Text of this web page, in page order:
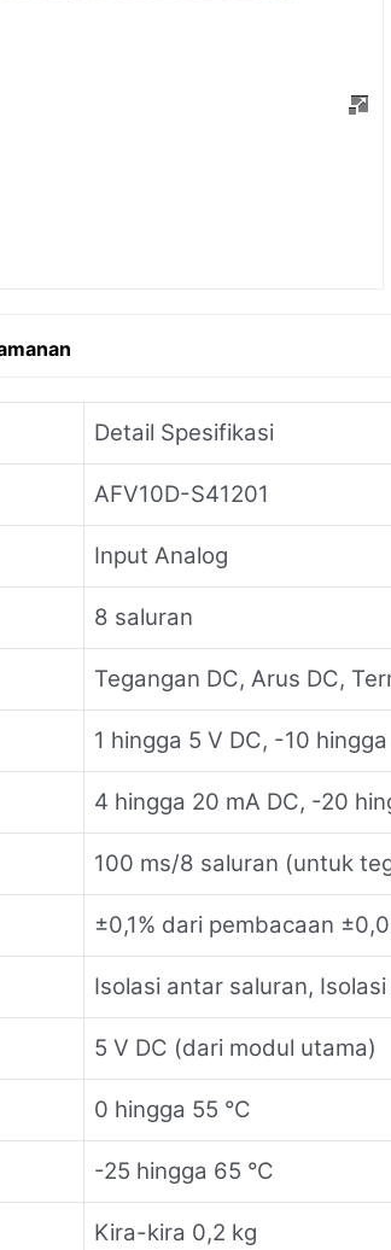
Detail Spesifikasi
AFV10D-S41201
Input Analog
8 saluran
Tegangan DC, Arus DC,
1 hingga 5 V DC, -10
4 hingga 20 mA DC, -20
100 ms/8 saluran (untuk
±0,1% dari pembacaan
Isolasi antar saluran,
5 V DC (dari modul utama)
0 hingga 55 °C
-25 hingga 65 °C
Kira-kira 0,2 kg